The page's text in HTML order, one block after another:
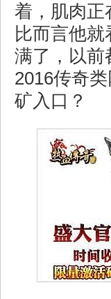
着，肌肉正
比而言他
满了，以前
2016传奇
矿入口？